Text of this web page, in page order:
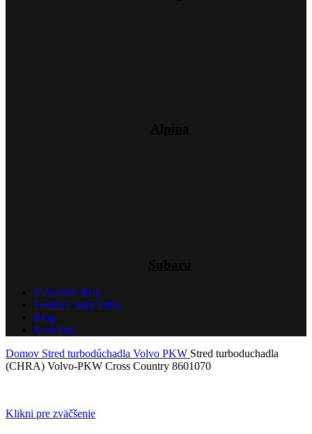
Nahradné diely
Tesniace sady turba
Blog
Kontakty
Domov Stred turbodúchadla Volvo PKW Stred turboduchadla
(CHRA) Volvo-PKW Cross Country 8601070
Klikni pre zväčšenie